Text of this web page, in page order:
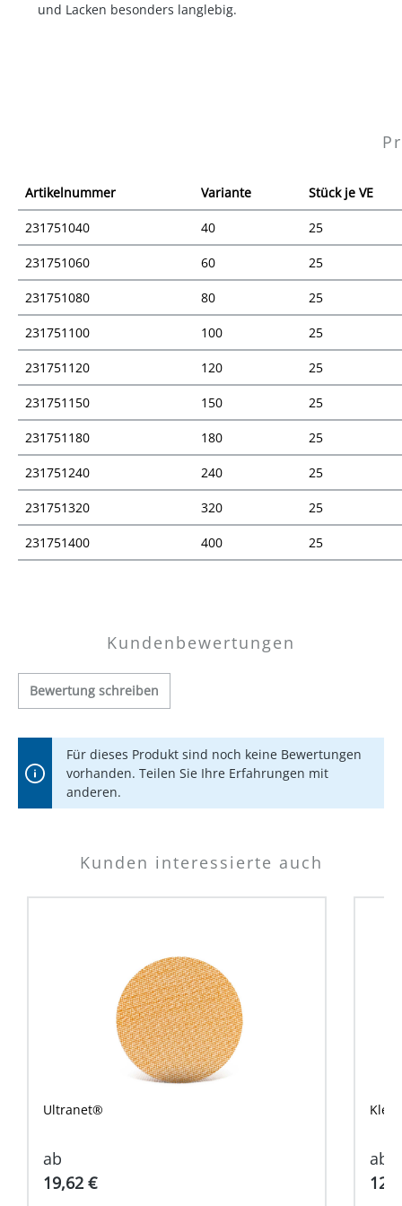
und Lacken besonders langlebig.
Artikelnummer Variante Stück je VE
231751040 40 25
231751060 60 25
231751080 80 25
231751100 100 25
231751120 120 25
231751150 150 25
231751180 180 25
231751240 240 25
231751320 320 25
231751400 400 25
Kundenbewertungen
Bewertung schreiben
Für dieses Produkt sind noch keine Bewertungen
vorhanden. Teilen Sie Ihre Erfahrungen mit
anderen.
Kunden interessierte auch
Ultranet®
ab
19,62 €
ab